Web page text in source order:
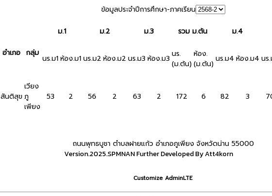
ข้อมูลประจำปีการศึกษา-ภาคเรียน
อำเภอ กลุ่ม
ม.1 ม.2 ม.3 รวม ม.ต้น ม.4
นร.ม1ห้อง.ม1นร.ม2 ห้อง.ม2 นร.ม3 ห้อง.ม3 นร.
(ม.ต้น)
ห้อง.
(ม.ต้น)
นร.ม4 ห้อง.ม4 นร
สันติสุข
เวียง
ภู
เพียง
53 2 56 2 63 2 172 6 82 3
ถนนพุทธบูชา ตำบลฝายแก้ว อำเภอภูเพียง จังหวัดน่าน 55000
Version.2025.SPMNAN Further Developed By Att4korn
Customize AdminLTE